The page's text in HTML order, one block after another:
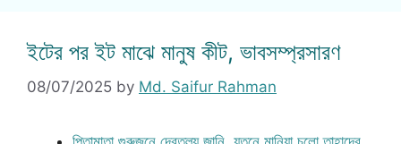
ইটের পর ইট মাঝে মানুষ কীট, ভাবসম্প্রসারণ
08/07/2025 by Md. Saifur Rahman